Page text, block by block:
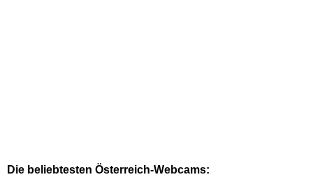
Die beliebtesten Österreich-Webcams: